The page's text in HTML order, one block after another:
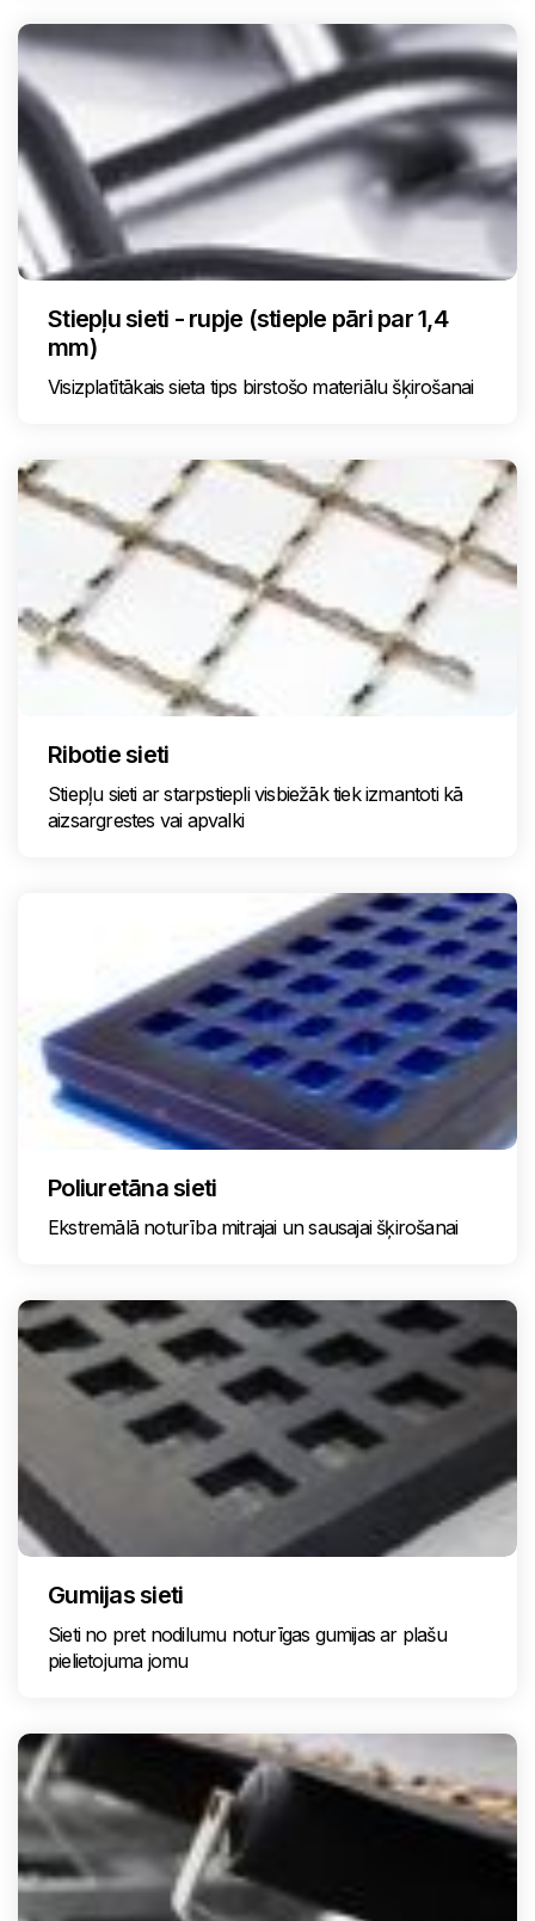
Stiepļu sieti - rupje (stieple pāri par 1,4
mm)
Visizplatītākais sieta tips birstošo materiālu šķirošanai
Ribotie sieti
Stiepļu sieti ar starpstiepli visbiežāk tiek izmantoti kā
aizsargrestes vai apvalki
Poliuretāna sieti
Ekstremālā noturība mitrajai un sausajai šķirošanai
Gumijas sieti
Sieti no pret nodilumu noturīgas gumijas ar plašu
pielietojuma jomu